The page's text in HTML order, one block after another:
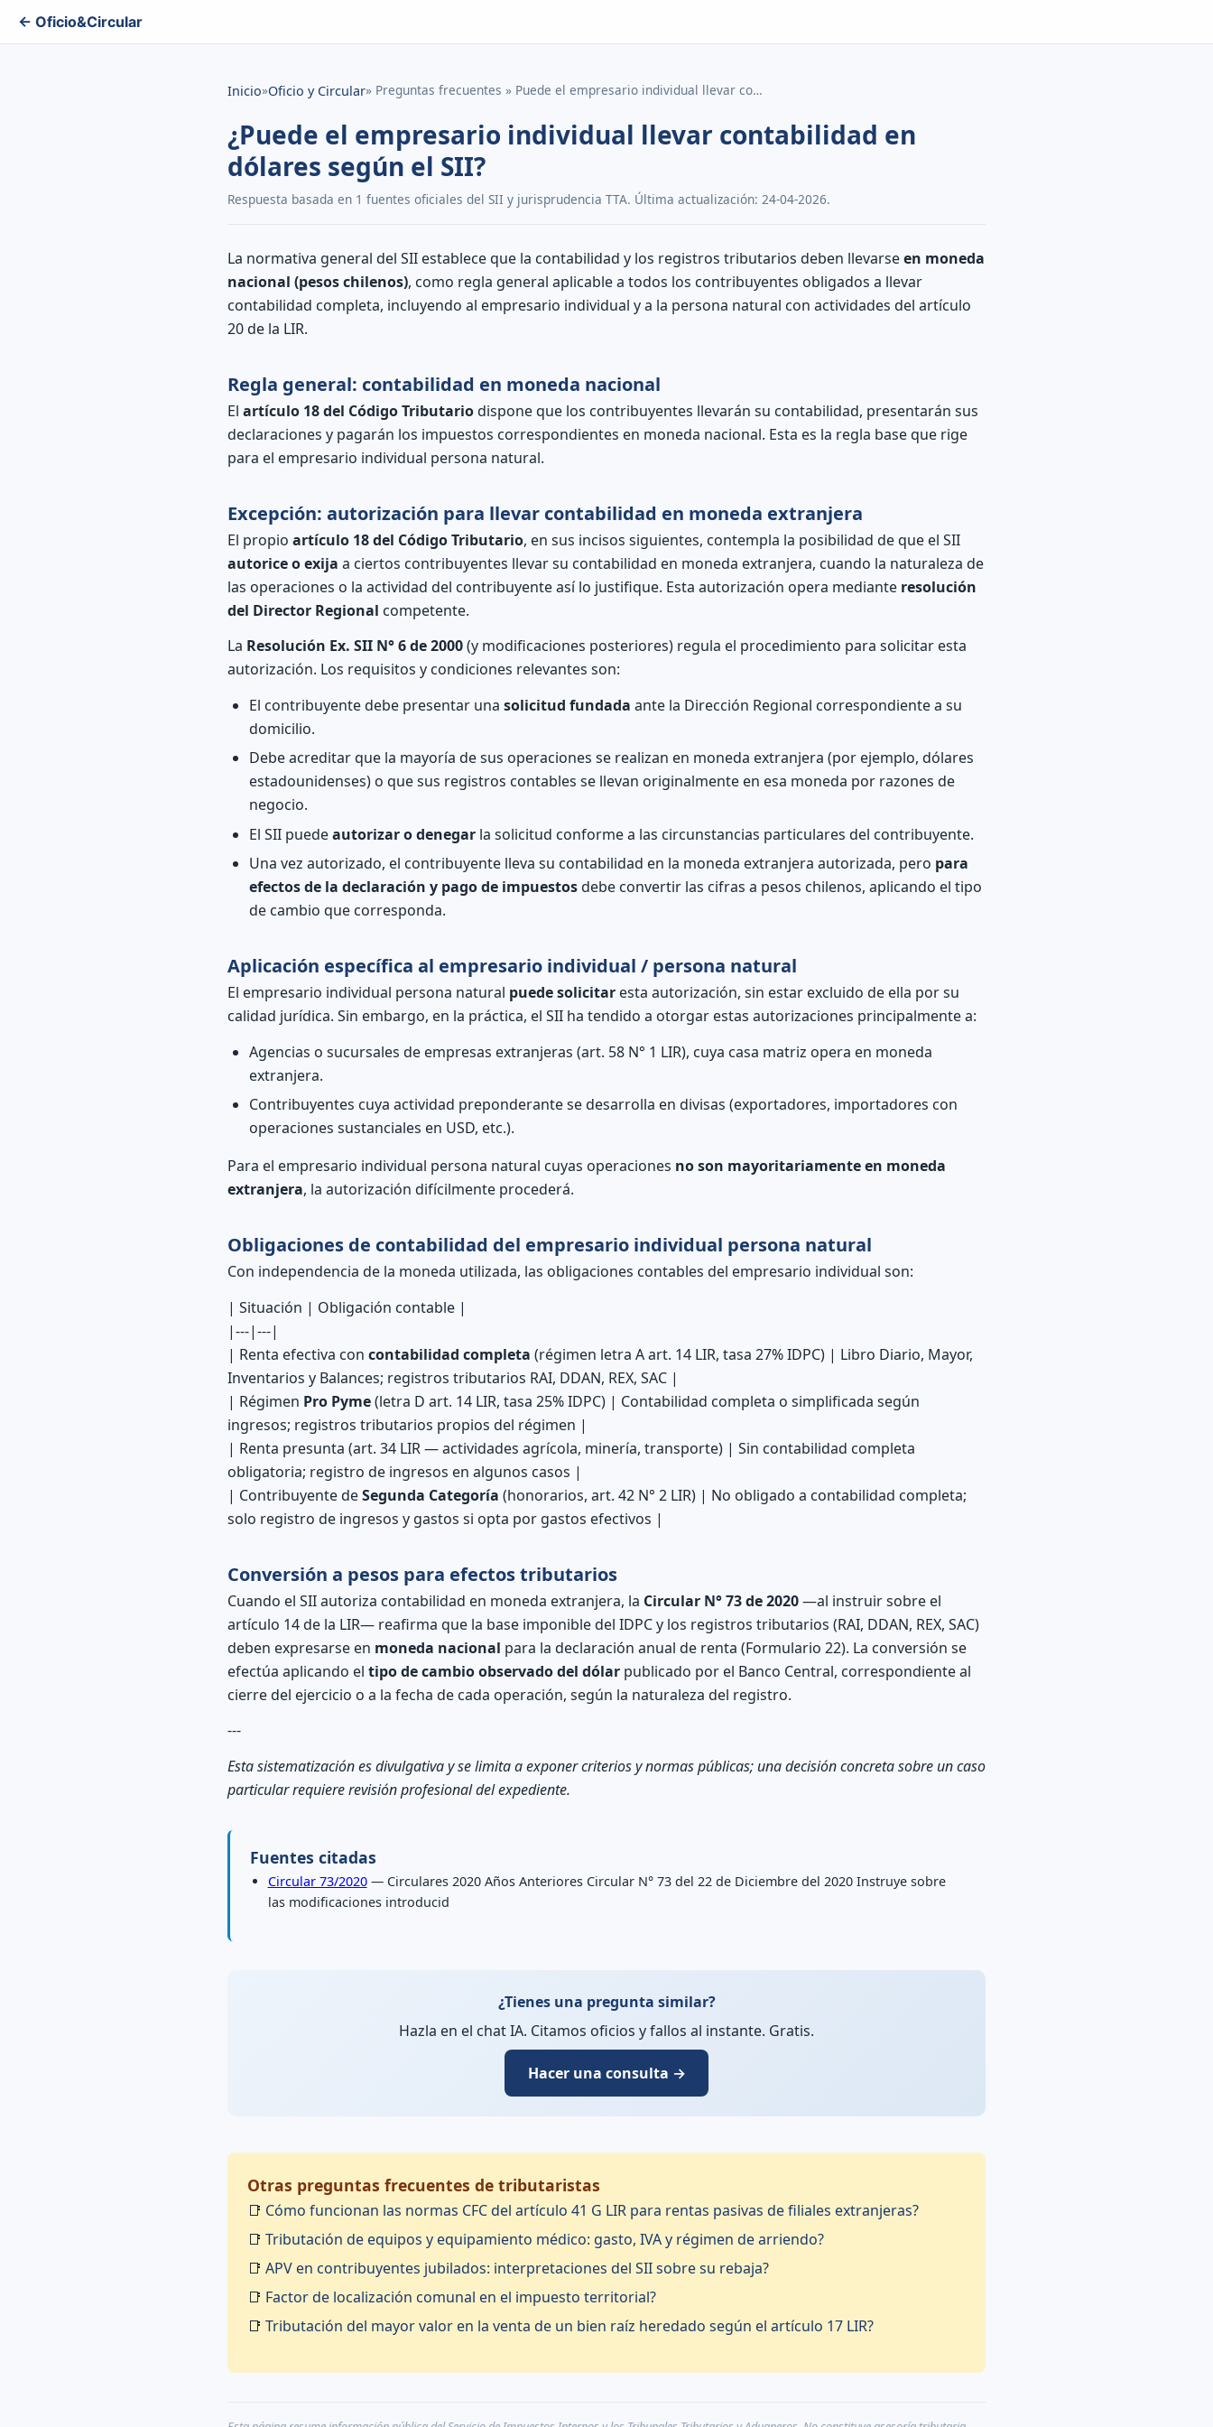
← Oficio&Circular
Inicio»Oficio y Circular» Preguntas frecuentes » Puede el empresario individual llevar co…
¿Puede el empresario individual llevar contabilidad en
dólares según el SII?
Respuesta basada en 1 fuentes oficiales del SII y jurisprudencia TTA. Última actualización: 24-04-2026.
La normativa general del SII establece que la contabilidad y los registros tributarios deben llevarseen moneda
nacional (pesos chilenos), como regla general aplicable a todos los contribuyentes obligados a llevar
contabilidad completa, incluyendo al empresario individual y a la persona natural con actividades del artículo
20 de la LIR.
Regla general: contabilidad en moneda nacional
El artículo 18 del Código Tributariodispone que los contribuyentes llevarán su contabilidad, presentarán sus
declaraciones y pagarán los impuestos correspondientes en moneda nacional. Esta es la regla base que rige
para el empresario individual persona natural.
Excepción: autorización para llevar contabilidad en moneda extranjera
El propio artículo 18 del Código Tributario, en sus incisos siguientes, contempla la posibilidad de que el SII
autorice o exija a ciertos contribuyentes llevar su contabilidad en moneda extranjera, cuando la naturaleza de
las operaciones o la actividad del contribuyente así lo justifique. Esta autorización opera mediante resolución
del Director Regional competente.
La Resolución Ex. SII N° 6 de 2000(y modificaciones posteriores) regula el procedimiento para solicitar esta
autorización. Los requisitos y condiciones relevantes son:
El contribuyente debe presentar una solicitud fundada ante la Dirección Regional correspondiente a su
domicilio.
Debe acreditar que la mayoría de sus operaciones se realizan en moneda extranjera (por ejemplo, dólares
estadounidenses) o que sus registros contables se llevan originalmente en esa moneda por razones de
negocio.
El SII puedeautorizar o denegar la solicitud conforme a las circunstancias particulares del contribuyente.
Una vez autorizado, el contribuyente lleva su contabilidad en la moneda extranjera autorizada, pero para
efectos de la declaración y pago de impuestosdebe convertir las cifras a pesos chilenos, aplicando el tipo
de cambio que corresponda.
Aplicación específica al empresario individual / persona natural
El empresario individual persona natural puede solicitar esta autorización, sin estar excluido de ella por su
calidad jurídica. Sin embargo, en la práctica, el SII ha tendido a otorgar estas autorizaciones principalmente a:
Agencias o sucursales de empresas extranjeras (art. 58 N° 1 LIR), cuya casa matriz opera en moneda
extranjera.
Contribuyentes cuya actividad preponderante se desarrolla en divisas (exportadores, importadores con
operaciones sustanciales en USD, etc.).
Para el empresario individual persona natural cuyas operaciones no son mayoritariamente en moneda
extranjera, la autorización difícilmente procederá.
Obligaciones de contabilidad del empresario individual persona natural
Con independencia de la moneda utilizada, las obligaciones contables del empresario individual son:
| Situación | Obligación contable |
|---|---|
| Renta efectiva con contabilidad completa (régimen letra A art. 14 LIR, tasa 27% IDPC) | Libro Diario, Mayor,
Inventarios y Balances; registros tributarios RAI, DDAN, REX, SAC |
| Régimen Pro Pyme(letra D art. 14 LIR, tasa 25% IDPC) | Contabilidad completa o simplificada según
ingresos; registros tributarios propios del régimen |
| Renta presunta (art. 34 LIR — actividades agrícola, minería, transporte) | Sin contabilidad completa
obligatoria; registro de ingresos en algunos casos |
| Contribuyente deSegunda Categoría (honorarios, art. 42 N° 2 LIR) | No obligado a contabilidad completa;
solo registro de ingresos y gastos si opta por gastos efectivos |
Conversión a pesos para efectos tributarios
Cuando el SII autoriza contabilidad en moneda extranjera, la Circular N° 73 de 2020—al instruir sobre el
artículo 14 de la LIR— reafirma que la base imponible del IDPC y los registros tributarios (RAI, DDAN, REX, SAC)
deben expresarse en moneda nacional para la declaración anual de renta (Formulario 22). La conversión se
efectúa aplicando el tipo de cambio observado del dólar publicado por el Banco Central, correspondiente al
cierre del ejercicio o a la fecha de cada operación, según la naturaleza del registro.
---
Esta sistematización es divulgativa y se limita a exponer criterios y normas públicas; una decisión concreta sobre un caso
particular requiere revisión profesional del expediente.
Fuentes citadas
Circular 73/2020— Circulares 2020 Años Anteriores Circular N° 73 del 22 de Diciembre del 2020 Instruye sobre
las modificaciones introducid
¿Tienes una pregunta similar?
Hazla en el chat IA. Citamos oficios y fallos al instante. Gratis.
Hacer una consulta →
Otras preguntas frecuentes de tributaristas
📑 Cómo funcionan las normas CFC del artículo 41 G LIR para rentas pasivas de filiales extranjeras?
📑Tributación de equipos y equipamiento médico: gasto, IVA y régimen de arriendo?
📑APV en contribuyentes jubilados: interpretaciones del SII sobre su rebaja?
📑 Factor de localización comunal en el impuesto territorial?
📑Tributación del mayor valor en la venta de un bien raíz heredado según el artículo 17 LIR?